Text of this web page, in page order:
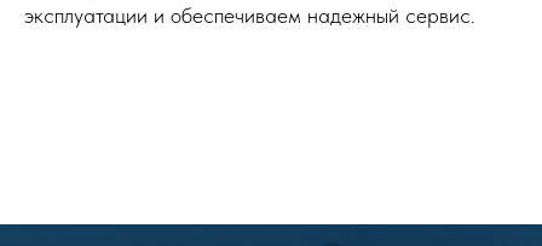
эксплуатации и обеспечиваем надежный сервис.